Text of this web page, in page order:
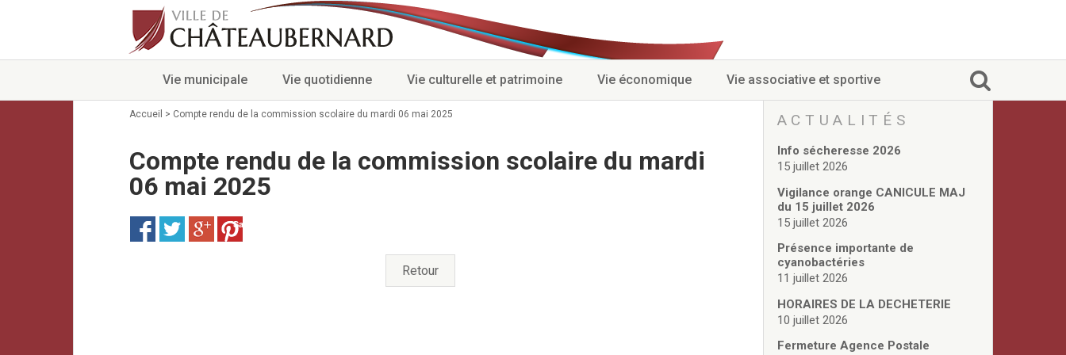
Vie municipale Vie quotidienne Vie culturelle et patrimoine Vie économique Vie associative et sportive
Accueil > Compte rendu de la commission scolaire du mardi 06 mai 2025
Compte rendu de la commission scolaire du mardi
06 mai 2025
Save
Retour
ACTUALITÉS
Info sécheresse 2026
15 juillet 2026
Vigilance orange CANICULE MAJ
du 15 juillet 2026
15 juillet 2026
Présence importante de
cyanobactéries
11 juillet 2026
HORAIRES DE LA DECHETERIE
10 juillet 2026
Fermeture Agence Postale